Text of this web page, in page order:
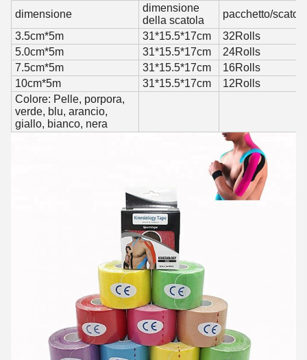
dimensione
dimensione
della scatola
pacchetto/scatola
3.5cm*5m
31*15.5*17cm
32Rolls
5.0cm*5m
31*15.5*17cm
24Rolls
7.5cm*5m
31*15.5*17cm
16Rolls
10cm*5m
31*15.5*17cm
12Rolls
Colore: Pelle, porpora,
verde, blu, arancio,
giallo, bianco, nera